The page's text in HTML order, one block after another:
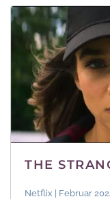
THE
Netflix | Februar